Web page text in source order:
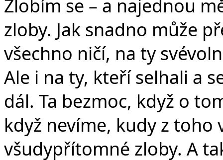
Zlobím se – a najednou
zloby. Jak snadno může
všechno ničí, na ty
Ale i na ty, kteří selhali a
dál. Ta bezmoc, když o
když nevíme, kudy z toho
všudypřítomné zloby. A